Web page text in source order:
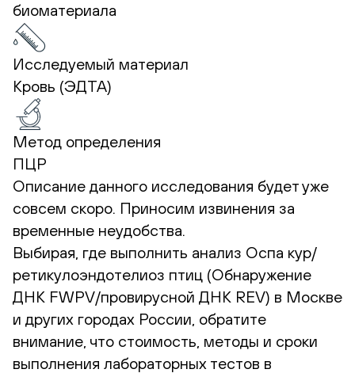
биоматериала
Исследуемый материал
Кровь (ЭДТА)
Метод определения
ПЦР
Описание данного исследования будет уже
совсем скоро. Приносим извинения за
временные неудобства.
Выбирая, где выполнить анализ Оспа кур/
ретикулоэндотелиоз птиц (Обнаружение
ДНК FWPV/провирусной ДНК REV) в Москве
и других городах России, обратите
внимание, что стоимость, методы и сроки
выполнения лабораторных тестов в